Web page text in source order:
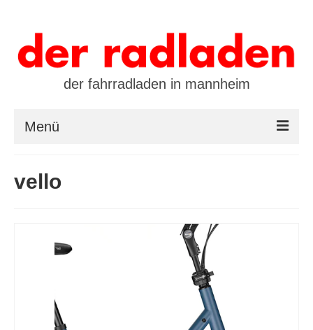
der fahrradladen in mannheim
Menü
leasing / finanzierung
kalender
vello